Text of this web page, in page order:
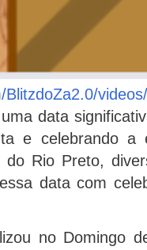
data
e celebrando a
Rio Preto,
data com
no Domingo